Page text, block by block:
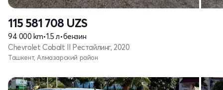
115 581 708 UZS
94 000 km•1.5 л•бензин
Chevrolet Cobalt II Рестайлинг, 2020
Ташкент, Алмазарский район